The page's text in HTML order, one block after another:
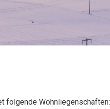
folgende Wohnliegenschaften: